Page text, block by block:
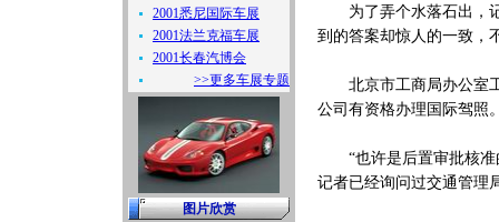
2001悉尼国际车展
2001法兰克福车展
2001长春汽博会
>>更多车展专题
图片欣赏
为了弄个水落石出，记
到的答案却惊人的一致，
北京市工商局办公室工
公司有资格办理国际驾照
“也许是后置审批核准
记者已经询问过交通管理